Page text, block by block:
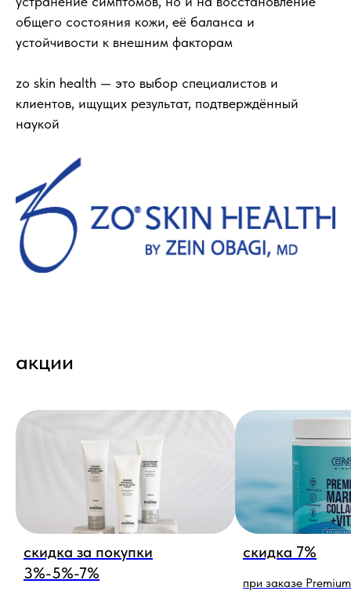
общего состояния кожи, её баланса и
устойчивости к внешним факторам
zo skin health — это выбор специалистов и
клиентов, ищущих результат, подтверждённый
наукой
акции
скидка за покупки
3%-5%-7%
скидка 7%
при заказе